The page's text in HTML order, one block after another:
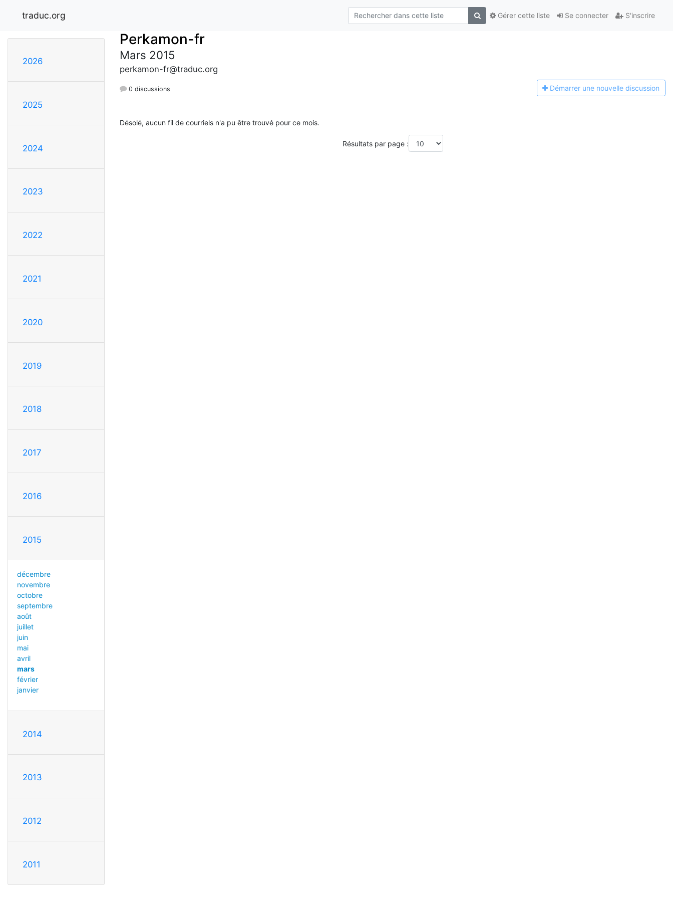
traduc.org Se connecter S'inscrire
Gérer cette liste
2026
2025
2024
2023
2022
2021
2020
2019
2018
2017
2016
2015
décembre
novembre
octobre
septembre
août
juillet
juin
mai
avril
mars
février
janvier
2014
2013
2012
2011
Perkamon-fr
Mars 2015
perkamon-fr@traduc.org
0 discussions Démarrer une nouvelle discussion
Désolé, aucun fil de courriels n'a pu être trouvé pour ce mois.
Résultats par page :